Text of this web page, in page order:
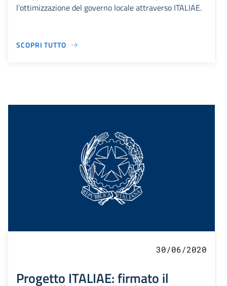
l’ottimizzazione del governo locale attraverso ITALIAE.
SCOPRI TUTTO
30/06/2020
Progetto ITALIAE: firmato il